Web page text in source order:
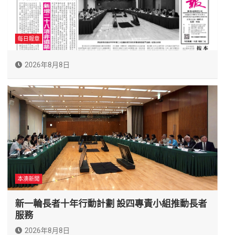
每日報章
2026年8月8日
本澳新聞
新一輪長者十年行動計劃 設四專責小組推動長者
服務
2026年8月8日